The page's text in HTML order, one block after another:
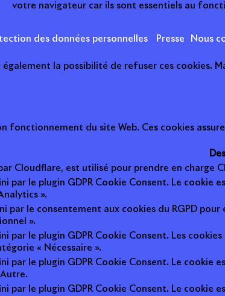
des données personnelles Presse Nous
votre navigateur car ils sont essentiels au
la possibilité de refuser ces cookies.
fonctionnement du site Web. Ces cookies
Cloudflare, est utilisé pour prendre en charge
par le plugin GDPR Cookie Consent. Le
».
par le consentement aux cookies du RGPD
».
par le plugin GDPR Cookie Consent. Les
« Nécessaire ».
par le plugin GDPR Cookie Consent. Le
par le plugin GDPR Cookie Consent. Le